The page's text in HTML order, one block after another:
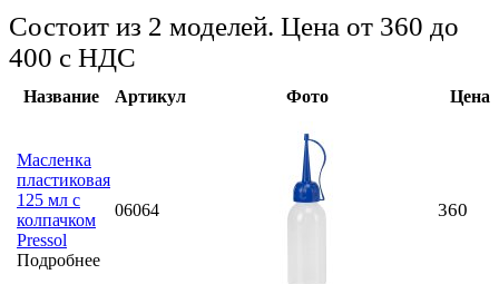
Состоит из 2 моделей. Цена от 360 до
400 с НДС
Название Артикул Фото Цена
Масленка
пластиковая
125 мл с
колпачком
Pressol
Подробнее
06064 360